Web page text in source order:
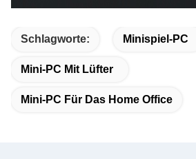
Schlagworte: Minispiel-PC
Mini-PC Mit Lüfter
Mini-PC Für Das Home Office